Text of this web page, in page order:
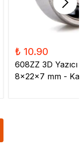
₺ 10.90
608ZZ 3D Yazıcı
8x22x7 mm -